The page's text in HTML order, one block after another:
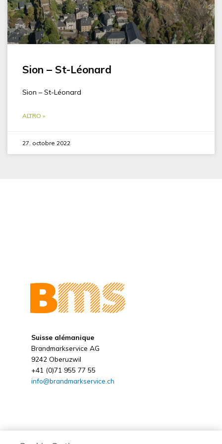
Sion – St-Léonard
Sion – St-Léonard
ALTRO »
27. octobre 2022
Suisse alémanique
Brandmarkservice AG
9242 Oberuzwil
+41 (0)71 955 77 55
info@brandmarkservice.ch